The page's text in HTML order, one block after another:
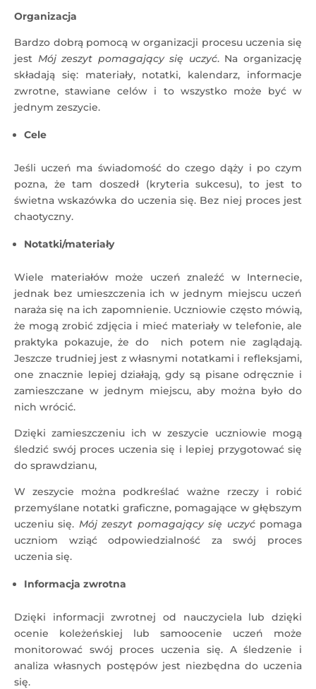
Organizacja
Bardzo dobrą pomocą w organizacji procesu uczenia się
jest Mój zeszyt pomagający się uczyć. Na organizację
składają się: materiały, notatki, kalendarz, informacje
zwrotne, stawiane celów i to wszystko może być w
jednym zeszycie.
Cele
Jeśli uczeń ma świadomość do czego dąży i po czym
pozna, że tam doszedł (kryteria sukcesu), to jest to
świetna wskazówka do uczenia się. Bez niej proces jest
chaotyczny.
Notatki/materiały
Wiele materiałów może uczeń znaleźć w Internecie,
jednak bez umieszczenia ich w jednym miejscu uczeń
naraża się na ich zapomnienie. Uczniowie często mówią,
że mogą zrobić zdjęcia i mieć materiały w telefonie, ale
praktyka pokazuje, że do nich potem nie zaglądają.
Jeszcze trudniej jest z własnymi notatkami i refleksjami,
one znacznie lepiej działają, gdy są pisane odręcznie i
zamieszczane w jednym miejscu, aby można było do
nich wrócić.
Dzięki zamieszczeniu ich w zeszycie uczniowie mogą
śledzić swój proces uczenia się i lepiej przygotować się
do sprawdzianu,
W zeszycie można podkreślać ważne rzeczy i robić
przemyślane notatki graficzne, pomagające w głębszym
uczeniu się. Mój zeszyt pomagający się uczyć pomaga
uczniom wziąć odpowiedzialność za swój proces
uczenia się.
Informacja zwrotna
Dzięki informacji zwrotnej od nauczyciela lub dzięki
ocenie koleżeńskiej lub samoocenie uczeń może
monitorować swój proces uczenia się. A śledzenie i
analiza własnych postępów jest niezbędna do uczenia
się.